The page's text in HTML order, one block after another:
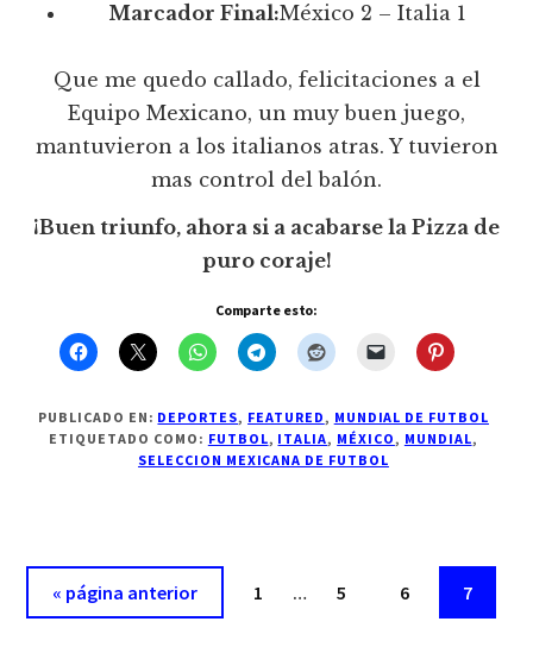
Marcador Final:México 2 – Italia 1
Que me quedo callado, felicitaciones a el
Equipo Mexicano, un muy buen juego,
mantuvieron a los italianos atras. Y tuvieron
mas control del balón.
¡Buen triunfo, ahora si a acabarse la Pizza de
puro coraje!
Comparte esto:
PUBLICADO EN: DEPORTES, FEATURED, MUNDIAL DE FUTBOL
ETIQUETADO COMO: FUTBOL, ITALIA, MÉXICO, MUNDIAL,
SELECCION MEXICANA DE FUTBOL
« Ir
a
página anterior Página
1
Páginas
… Página
5 Página
6 Página
7